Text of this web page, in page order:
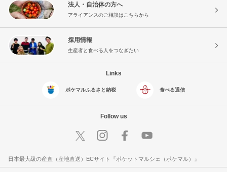
法人・自治体の方へ
アライアンスのご相談はこちらから
採用情報
生産者と食べる人をつなぎたい
Links
ポケマルふるさと納税 食べる通信
Follow us
日本最大級の産直（産地直送）ECサイト『ポケットマルシェ（ポケマル）』